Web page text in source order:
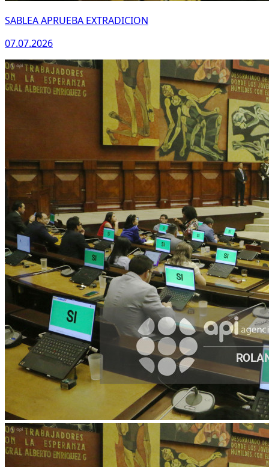
SABLEA APRUEBA EXTRADICION
07.07.2026